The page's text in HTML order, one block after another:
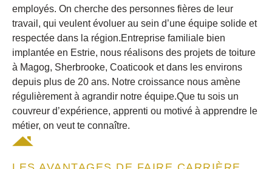
employés. On cherche des personnes fières de leur
travail, qui veulent évoluer au sein d’une équipe solide et
respectée dans la région.Entreprise familiale bien
implantée en Estrie, nous réalisons des projets de toiture
à Magog, Sherbrooke, Coaticook et dans les environs
depuis plus de 20 ans. Notre croissance nous amène
régulièrement à agrandir notre équipe.Que tu sois un
couvreur d’expérience, apprenti ou motivé à apprendre le
métier, on veut te connaître.